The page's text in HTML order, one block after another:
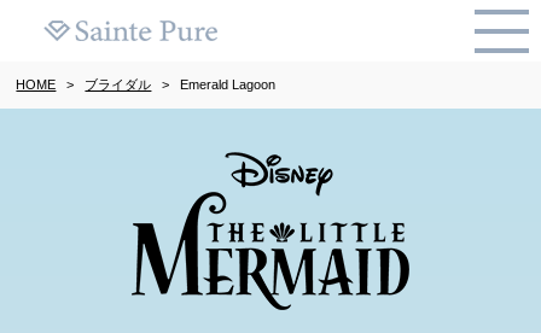
HOME > ブライダル >Emerald Lagoon